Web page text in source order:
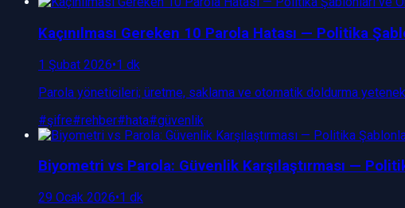
Kaçınılması Gereken 10 Parola Hatası — Politika
1 Şubat 2026•1 dk
Parola yöneticileri; üretme, saklama ve otomatik doldurma
#şifre#rehber#hata#güvenlik
Biyometri vs Parola: Güvenlik Karşılaştırması —
29 Ocak 2026•1 dk